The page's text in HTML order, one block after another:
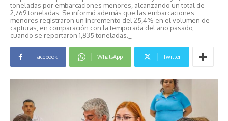
toneladas por embarcaciones menores, alcanzando un total de
2,769 toneladas. Se informó además que las embarcaciones
menores registraron un incremento del 25,4% en el volumen de
capturas, en comparación con la temporada del año pasado,
cuando se reportaron 1,835 toneladas._
Facebook WhatsApp Twitter